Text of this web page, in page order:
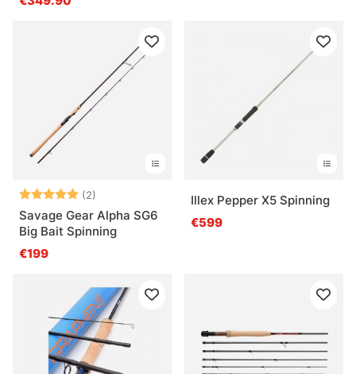
Note: (2)
Savage Gear Alpha SG6
Big Bait Spinning
€199
Illex Pepper X5 Spinning
€599